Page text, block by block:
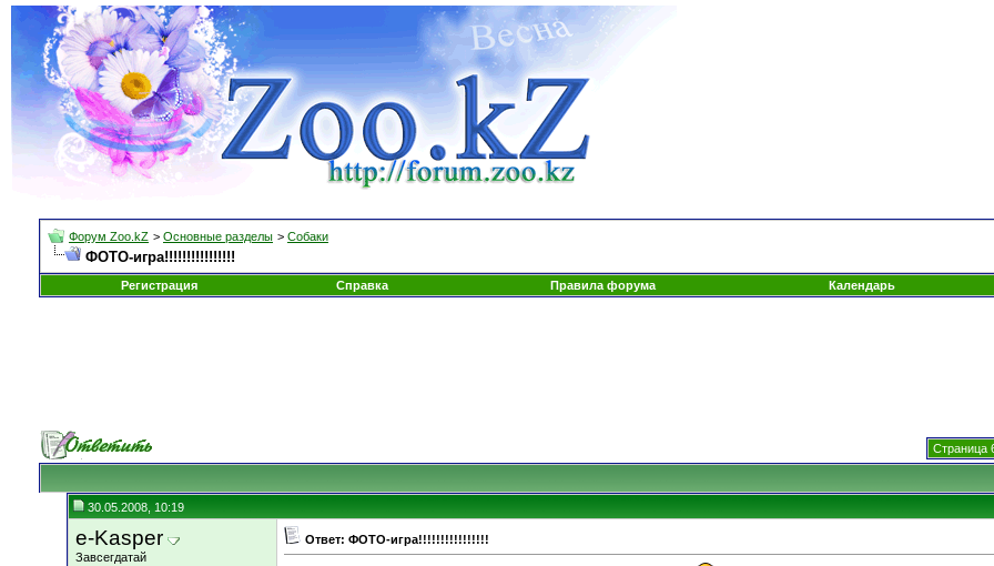
Форум Zoo.kZ > Основные разделы > Собаки
ФОТО-игра!!!!!!!!!!!!!!!!
Регистрация Справка Правила форума Календарь
Страница
30.05.2008, 10:19
e-Kasper
Завсегдатай
Ответ: ФОТО-игра!!!!!!!!!!!!!!!!